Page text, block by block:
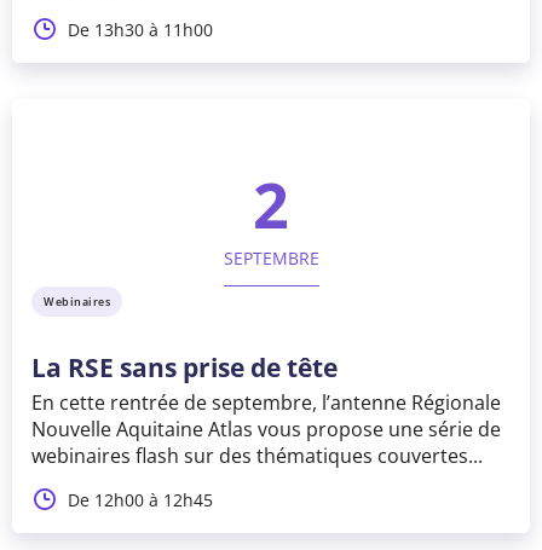
De 13h30 à 11h00
2
SEPTEMBRE
Webinaires
La RSE sans prise de tête
En cette rentrée de septembre, l’antenne Régionale
Nouvelle Aquitaine Atlas vous propose une série de
webinaires flash sur des thématiques couvertes...
De 12h00 à 12h45